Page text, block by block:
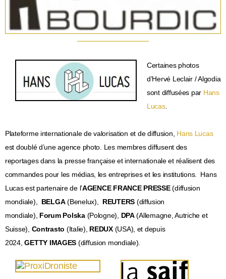
Certaines photos
d’Hervé Leclair / Algodia
sont diffusées par Hans
Lucas.
Plateforme internationale de valorisation et de diffusion,
Hans Lucas
est doublé d’une agence photo. Les membres diffusent des
reportages dans la presse française et internationale et réalisent des
commandes pour les médias, les entreprises et les institutions. Hans
Lucas est partenaire de l’AGENCE FRANCE PRESSE(diffusion
mondiale),
BELGA(Benelux), REUTERS (diffusion
mondiale),
Forum Polska(Pologne), DPA(Allemagne, Autriche et
Suisse), Contrasto (Italie), REDUX(USA), et depuis
2024,GETTY IMAGES (diffusion mondiale).